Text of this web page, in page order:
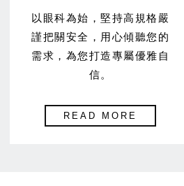
以眼科為始，堅持高規格嚴
謹把關安全，用心傾聽您的
需求，為您打造專屬優雅自
信。
READ MORE